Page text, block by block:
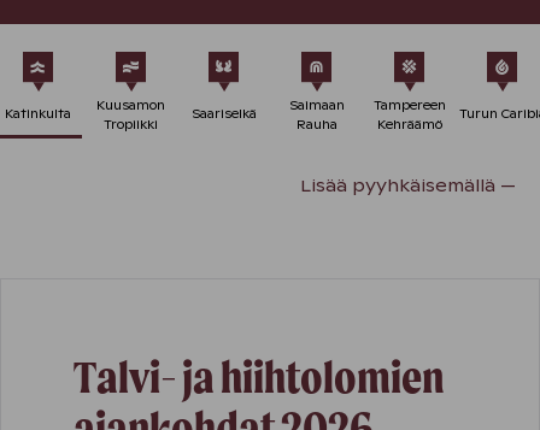
Katinkulta
Kuusamon
Tropiikki
Saariselkä
Saimaan
Rauha
Tampereen
Kehräämö
Turun
Lisää pyyhkäisemällä —
Talvi- ja hiihtolomien